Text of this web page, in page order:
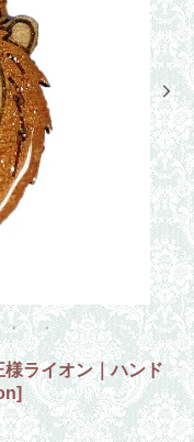
ライオン｜ハンド
]